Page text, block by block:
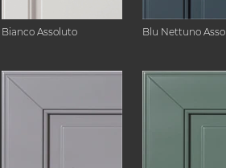
Bianco Assoluto Blu Nettuno